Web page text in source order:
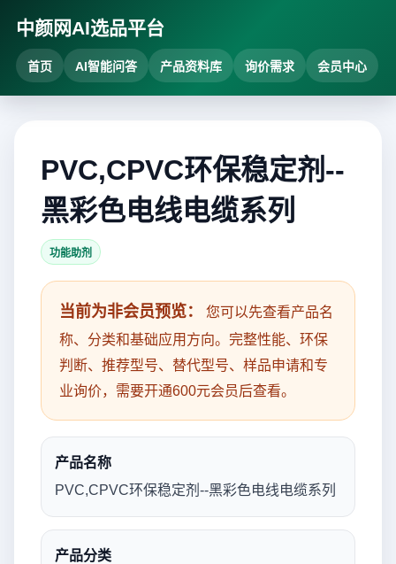
中颜网AI选品平台
首页 AI智能问答 产品资料库 询价需求 会员中心
PVC,CPVC环保稳定剂--
黑彩色电线电缆系列
功能助剂
当前为非会员预览：
您可以先查看产品名
称、分类和基础应用方向。完整性能、环保
判断、推荐型号、替代型号、样品申请和专
业询价，需要开通600元会员后查看。
产品名称
PVC,CPVC环保稳定剂--黑彩色电线电缆系列
产品分类